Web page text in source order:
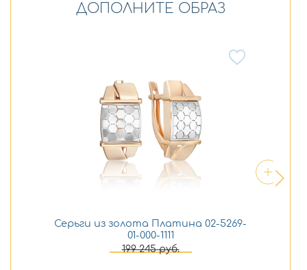
ДОПОЛНИТЕ ОБРАЗ
Серьги из золота Платина 02-5269-
01-000-1111
199 245руб.